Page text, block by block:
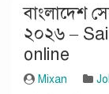
বাংলাদেশ
২০২৬ –
online
Mixan